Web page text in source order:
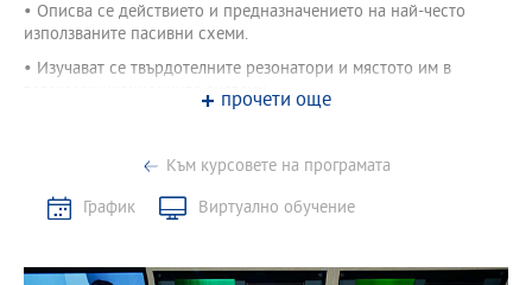
• Описва се действието и предназначението на най-често
използваните пасивни схеми.
• Изучават се твърдотелните резонатори и мястото им в
телекомуникационните системи.
полупроводниците.
и основните видове диодни схеми.
прочети още
Към курсовете на програмата
График
Виртуално обучение